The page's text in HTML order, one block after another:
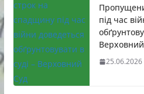
під час
25.06.2026